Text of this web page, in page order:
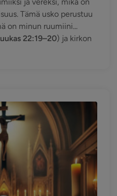
Tämä usko perustuu
on minun ruumiini...
22:19–20) ja kirkon